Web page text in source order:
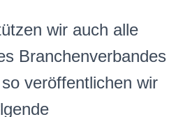
wir auch alle
veröffentlichen wir